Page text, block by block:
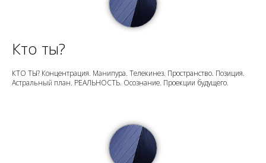
Кто ты?
КТО ТЫ? Концентрация. Манипура. Телекинез. Пространство. Позиция.
Астральный план. РЕАЛЬНОСТЬ. Осознание. Проекции будущего.